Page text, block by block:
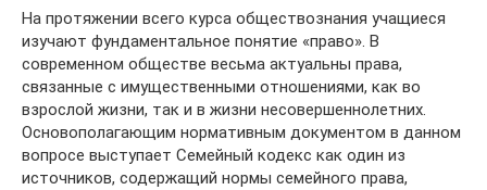
На протяжении всего курса обществознания учащиеся
изучают фундаментальное понятие «право». В
современном обществе весьма актуальны права,
связанные с имущественными отношениями, как во
взрослой жизни, так и в жизни несовершеннолетних.
Основополагающим нормативным документом в данном
вопросе выступает Семейный кодекс как один из
источников, содержащий нормы семейного права,